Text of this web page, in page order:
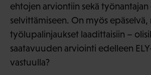
ehtojen arviontiin sekä
selvittämiseen. On myös
työlupalinjaukset laadittaisiin –
saatavuuden arviointi edelleen
vastuulla?